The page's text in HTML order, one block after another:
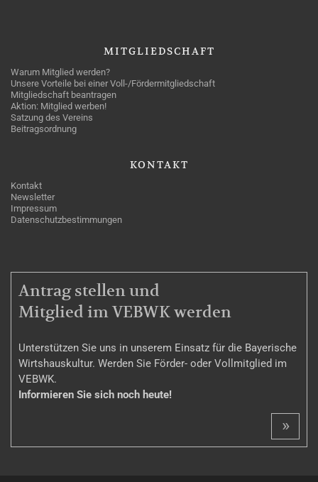
MITGLIEDSCHAFT
Warum Mitglied werden?
Unsere Vorteile bei einer Voll-/Fördermitgliedschaft
Mitgliedschaft beantragen
Aktion: Mitglied werben!
Satzung des Vereins
Beitragsordnung
KONTAKT
Kontakt
Newsletter
Impressum
Datenschutzbestimmungen
MITGLIEDSCHAFT
Antrag stellen und
Mitglied im VEBWK werden
Unterstützen Sie uns in unserem Einsatz für die Bayerische
Wirtshauskultur. Werden Sie Förder- oder Vollmitglied im
VEBWK.
Informieren Sie sich noch heute!
»